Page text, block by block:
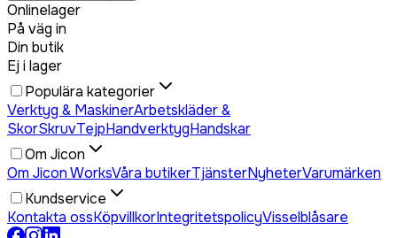
Onlinelager
På väg in
Din butik
Ej i lager
Populära kategorier
Verktyg & MaskinerArbetskläder &
SkorSkruvTejpHandverktygHandskar
Om Jicon
Om Jicon WorksVåra butikerTjänsterNyheterVarumärken
Kundservice
Kontakta ossKöpvillkorIntegritetspolicyVisselblåsare